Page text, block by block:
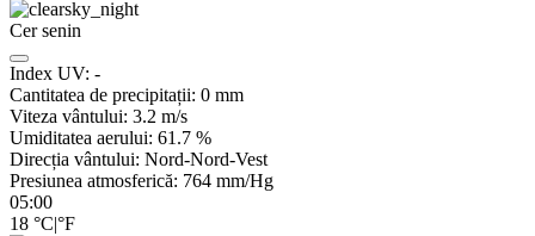
Cer senin
Index UV: -
Cantitatea de precipitații: 0 mm
Viteza vântului: 3.2 m/s
Umiditatea aerului: 61.7 %
Direcția vântului: Nord-Nord-Vest
Presiunea atmosferică: 764 mm/Hg
05:00
18 °C|°F